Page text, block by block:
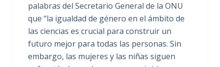
palabras del Secretario General de la ONU
que “la igualdad de género en el ámbito de
las ciencias es crucial para construir un
futuro mejor para todas las personas. Sin
embargo, las mujeres y las niñas siguen